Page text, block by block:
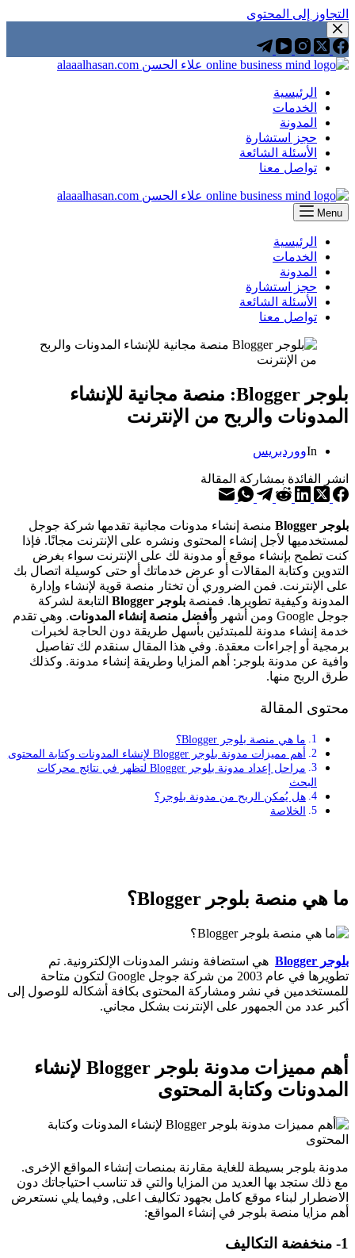
التجاوز إلى المحتوى
الرئيسية
الخدمات
المدونة
حجز استشارة
الأسئلة الشائعة
تواصل معنا
Menu
الرئيسية
الخدمات
المدونة
حجز استشارة
الأسئلة الشائعة
تواصل معنا
بلوجر Blogger: منصة مجانية للإنشاء
المدونات والربح من الإنترنت
Inووردبريس
انشر الفائدة بمشاركة المقالة
بلوجر Blo gger
منصة إنشاء مدونات مجانية تقدمها شركة جوجل
لمستخدميها لأجل إنشاء المحتوى ونشره على الإنترنت مجانًا. فإذا
كنت تطمح بإنشاء موقع أو مدونة لك على الإنترنت سواء بغرض
التدوين وكتابة المقالات أو عرض خدماتك أو حتى كوسيلة اتصال بك
على الإنترنت. فمن الضروري أن تختار منصة قوية لإنشاء وإدارة
المدونة وكيفية تطويرها. فمنصة بلوجر Blogger التابعة لشركة
جوجل Google ومن أشهر و
أفضل منصة إنشاء المدونات. وهي تقدم
خدمة إنشاء مدونة للمبتدئين بأسهل طريقة دون الحاجة لخبرات
برمجية أو إجراءات معقدة. وفي هذا المقال سنقدم لك تفاصيل
وافية عن مدونة بلوجر: أهم المزايا وطريقة إنشاء مدونة. وكذلك
طرق الربح منها.
محتوى المقالة
ما هي منصة بلوجر Blogger؟
أهم مميزات مدونة بلوجر Blogger لإنشاء المدونات وكتابة المحتوى
مراحل إعداد مدونة بلوجر Blogger لتظهر في نتائج محركات
البحث
هل يُمكن الربح من مدونة بلوجر؟
الخلاصة
ما هي منصة بلوجر Blogger؟
بلوجر Blogger
هي استضافة ونشر المدونات الإلكترونية. تم
تطويرها في عام 2003 من شركة جوجل Google لتكون متاحة
للمستخدمين في نشر ومشاركة المحتوى بكافة أشكاله للوصول إلى
أكبر عدد من الجمهور على الإنترنت بشكل مجاني.
أهم مميزات مدونة بلوجر
Blogger لإنشاء
المدونات وكتابة المحتوى
مدونة بلوجر بسيطة للغاية مقارنة بمنصات إنشاء المواقع الإخرى.
مع ذلك ستجد بها العديد من المزايا والتي قد تناسب احتياجاتك دون
الاضطرار لبناء موقع كامل بجهود تكاليف اعلى, وفيما يلي نستعرض
أهم مزايا منصة بلوجر في إنشاء المواقع:
1- منخفضة التكاليف